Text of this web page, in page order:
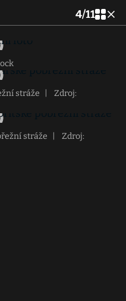
4/11
stráže
Zdroj:
stráže
Zdroj: